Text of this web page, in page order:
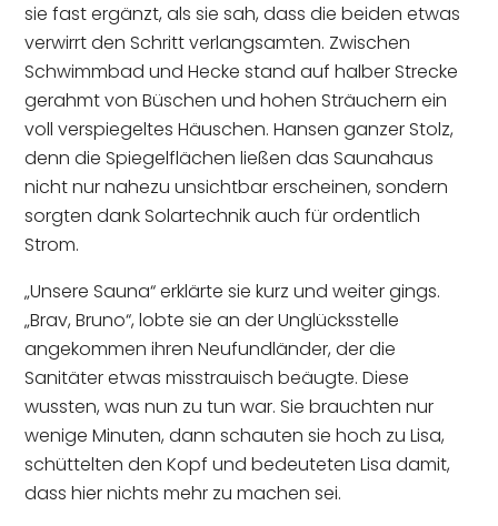
sie fast ergänzt, als sie sah, dass die beiden etwas
verwirrt den Schritt verlangsamten. Zwischen
Schwimmbad und Hecke stand auf halber Strecke
gerahmt von Büschen und hohen Sträuchern ein
voll verspiegeltes Häuschen. Hansen ganzer Stolz,
denn die Spiegelflächen ließen das Saunahaus
nicht nur nahezu unsichtbar erscheinen, sondern
sorgten dank Solartechnik auch für ordentlich
Strom.
„Unsere Sauna“ erklärte sie kurz und weiter gings.
„Brav, Bruno“, lobte sie an der Unglücksstelle
angekommen ihren Neufundländer, der die
Sanitäter etwas misstrauisch beäugte. Diese
wussten, was nun zu tun war. Sie brauchten nur
wenige Minuten, dann schauten sie hoch zu Lisa,
schüttelten den Kopf und bedeuteten Lisa damit,
dass hier nichts mehr zu machen sei.